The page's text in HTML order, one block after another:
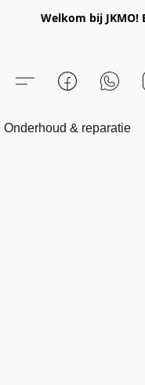
Welkom bij
Onderhoud & reparatie